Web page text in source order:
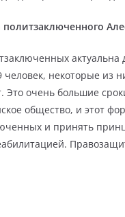
актуальна
некоторые из
Это очень большие
общество, и этот
и принять